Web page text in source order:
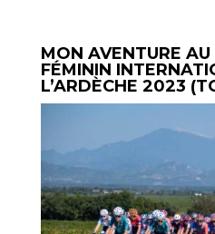
MON AVENTURE AU
FÉMININ
L’ARDÈCHE 2023